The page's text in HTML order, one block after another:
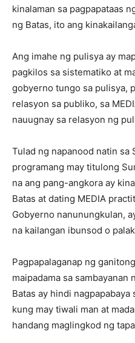
kinalaman sa pagpapataas
ng Batas, ito ang
Ang imahe ng pulisya ay
pagkilos sa sistematiko at
gobyerno tungo sa pulisya,
relasyon sa publiko, sa
nauugnay sa relasyon ng
Tulad ng napanood natin sa
programang may titulong
na ang pang-angkora ay
Batas at dating MEDIA
Gobyerno nanunungkulan,
na kailangan ibunsod o
Pagpapalaganap ng
maipadama sa sambayanan
Batas ay hindi
kung may tiwali man at
handang maglingkod ng